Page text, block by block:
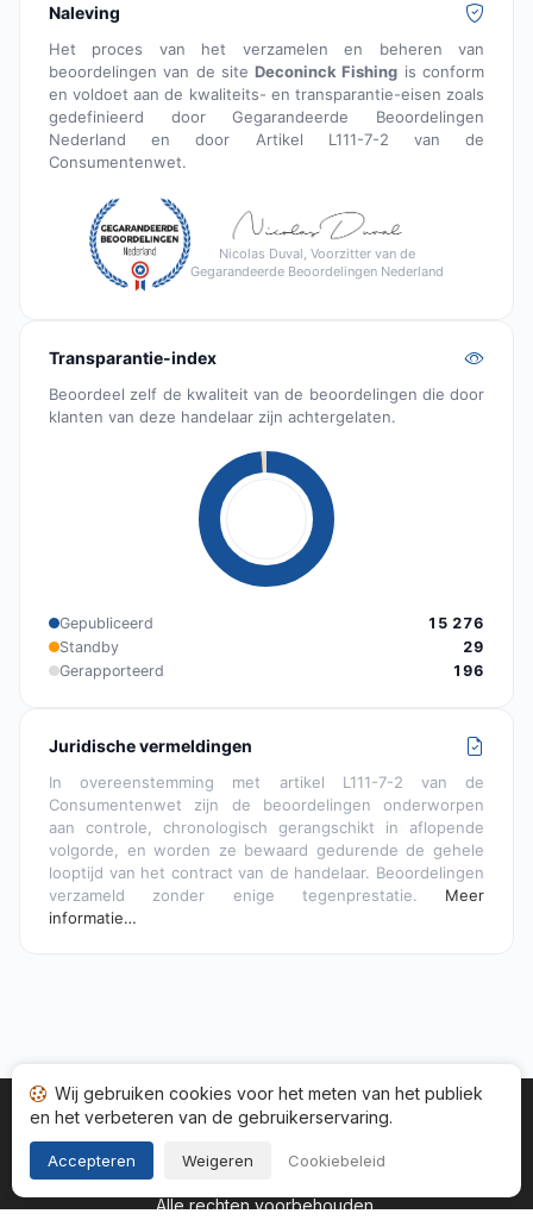
Naleving
Het proces van het verzamelen en beheren van
beoordelingen van de siteDeconinck Fishing is conform
en voldoet aan de kwaliteits- en transparantie-eisen zoals
gedefinieerd door Gegarandeerde Beoordelingen
Nederland en door Artikel L111-7-2 van de
Consumentenwet.
Nicolas Duval, Voorzitter van de
Gegarandeerde Beoordelingen Nederland
Transparantie-index
Beoordeel zelf de kwaliteit van de beoordelingen die door
klanten van deze handelaar zijn achtergelaten.
Gepubliceerd
15 276
Standby
29
Gerapporteerd
196
Juridische vermeldingen
In overeenstemming met artikel L111-7-2 van de
Consumentenwet zijn de beoordelingen onderworpen
aan controle, chronologisch gerangschikt in aflopende
volgorde, en worden ze bewaard gedurende de gehele
looptijd van het contract van de handelaar. Beoordelingen
verzameld zonder enige tegenprestatie. Meer
informatie…
Startpagina Status adviezen
Categorieën
Algemene
Copyright © 2026
Alle rechten voorbehouden.
Wij gebruiken cookies voor het meten van het publiek
en het verbeteren van de gebruikerservaring.
Accepteren Weigeren Cookiebeleid